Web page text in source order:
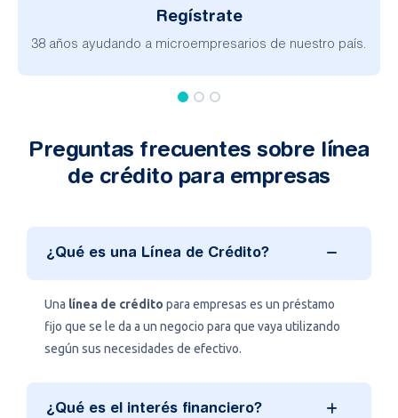
Regístrate
38 años ayudando a microempresarios de nuestro país.
Preguntas frecuentes sobre línea
de crédito para empresas
¿Qué es una Línea de Crédito?
Una línea de crédito para empresas es un préstamo
fijo que se le da a un negocio para que vaya utilizando
según sus necesidades de efectivo.
¿Qué es el interés financiero?